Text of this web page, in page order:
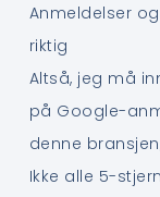
Anmeldelser
riktig
Altså, jeg må
på Google-
denne
Ikke alle 5-